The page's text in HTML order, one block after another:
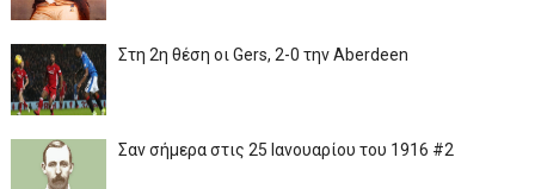
Στη 2η θέση οι Gers, 2-0 την Aberdeen
Σαν σήμερα στις 25 Ιανουαρίου του 1916 #2